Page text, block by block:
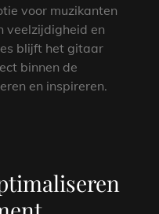
voor muzikanten
veelzijdigheid en
blijft het gitaar
binnen de
en inspireren.